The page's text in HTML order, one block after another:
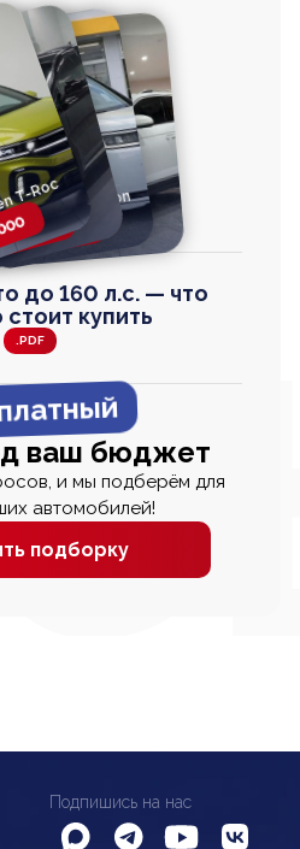
T-Roc
Harrier
000
Step Wagon
2 820 000
Volkswagen
TAYRON
2 670 000
до 160 л.с. — что
купить
.PDF
ваш бюджет
и мы подберём для
автомобилей!
подборку
Подпишись на нас